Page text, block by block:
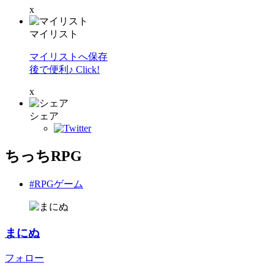
x
マイリスト
マイリストへ保存
後で便利♪ Click!
x
シェア
ちっちRPG
#RPGゲーム
まにぬ
フォロー